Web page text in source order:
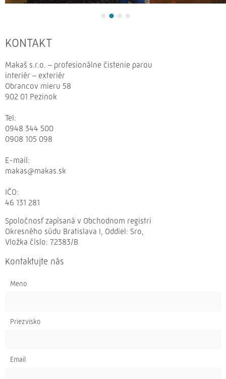
KONTAKT
Makaš s.r.o. – profesionálne čistenie parou
interiér – exteriér
Obrancov mieru 58
902 01 Pezinok
Tel:
0948 344 500
0908 105 098
E-mail:
makas@makas.sk
IČO:
46 131 281
Spoločnosť zapísaná v Obchodnom registri
Okresného súdu Bratislava I, Oddiel: Sro,
Vložka číslo: 72383/B
Kontaktujte nás
Meno
Priezvisko
Email